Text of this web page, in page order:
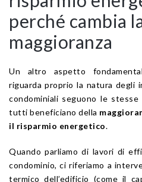
perché cambia
maggioranza
Un altro aspetto
riguarda proprio la natura
condominiali seguono le
tutti beneficiano della
il risparmio energetico.
Quando parliamo di lavori di
condominio, ci riferiamo a
termico dell’edificio (come il